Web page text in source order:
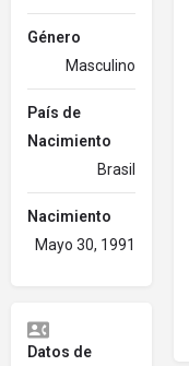
Género
Masculino
País de
Nacimiento
Brasil
Nacimiento
Mayo 30, 1991
Datos de